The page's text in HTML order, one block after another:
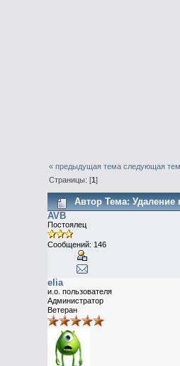
« предыдущая тема следующая
Страницы: [1]
АвторТема: Удаление
AVB
Постоялец
Сообщений: 146
elia
и.о. пользователя
Администратор
Ветеран